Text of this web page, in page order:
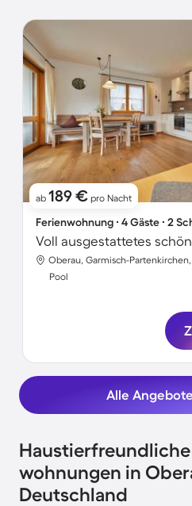
ab 189 € pro Nacht
Ferienwohnung ∙ 4 Gäste ∙ 2
Oberau, Garmisch-
Pool
Alle
Haustierfreundliche
wohnungen in
Deutschland